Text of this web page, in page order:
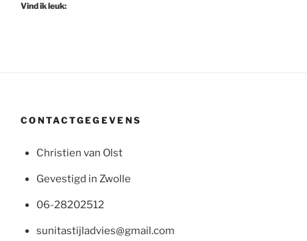
Vind ik leuk:
CONTACTGEGEVENS
Christien van Olst
Gevestigd in Zwolle
06-28202512
sunitastijladvies@gmail.com